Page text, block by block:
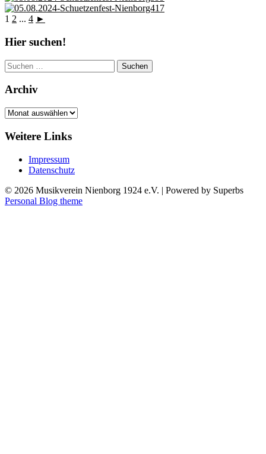
1 2 ... 4 ►
Hier suchen!
Suchen
nach:
Archiv
Archiv
Weitere Links
Impressum
Datenschutz
© 2026 Musikverein Nienborg 1924 e.V. | Powered by Superbs
Personal Blog theme